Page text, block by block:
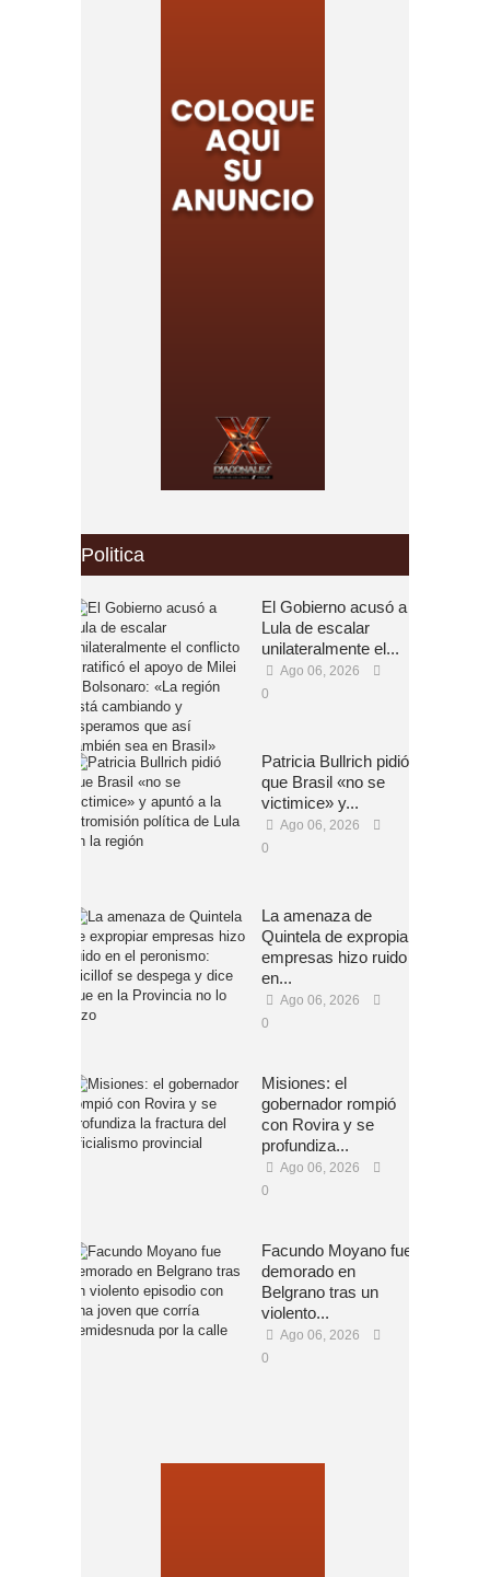
Politica
El Gobierno acusó a
Lula de escalar
unilateralmente el...
Ago 06, 2026
0
Patricia Bullrich pidió
que Brasil «no se
victimice» y...
Ago 06, 2026
0
La amenaza de
Quintela de expropiar
empresas hizo ruido
en...
Ago 06, 2026
0
Misiones: el
gobernador rompió
con Rovira y se
profundiza...
Ago 06, 2026
0
Facundo Moyano fue
demorado en
Belgrano tras un
violento...
Ago 06, 2026
0